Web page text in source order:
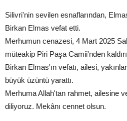
Silivri'nin sevilen esnaflarından,
Birkan Elmas vefat etti.
Merhumun cenazesi, 4 Mart 2025
müteakip Piri Paşa Camii'nden
Birkan Elmas'ın vefatı, ailesi,
büyük üzüntü yarattı.
Merhuma Allah'tan rahmet, ailesine
diliyoruz. Mekânı cennet olsun.